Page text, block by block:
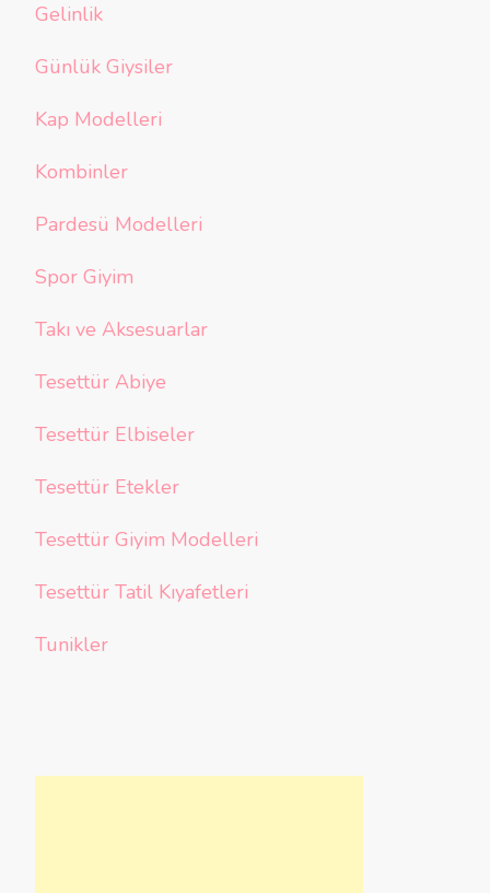
Gelinlik
Günlük Giysiler
Kap Modelleri
Kombinler
Pardesü Modelleri
Spor Giyim
Takı ve Aksesuarlar
Tesettür Abiye
Tesettür Elbiseler
Tesettür Etekler
Tesettür Giyim Modelleri
Tesettür Tatil Kıyafetleri
Tunikler